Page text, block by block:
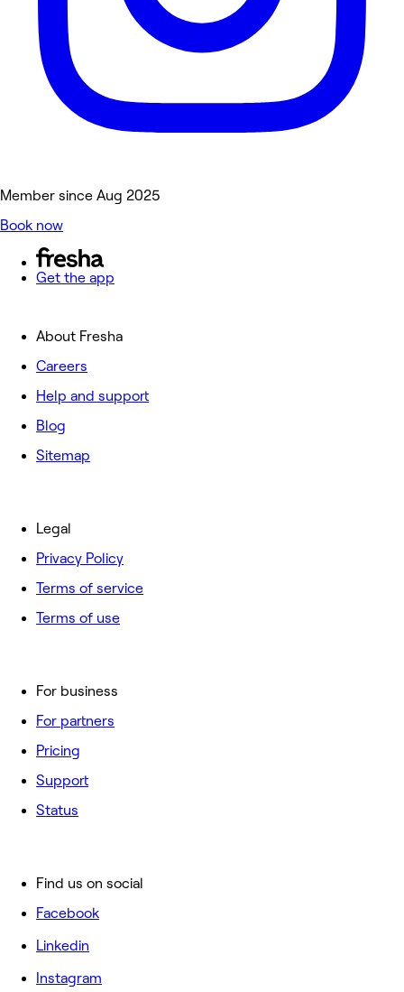
Member since Aug 2025
Book now
Get the app
About Fresha
Careers
Help and support
Blog
Sitemap
For business
For partners
Pricing
Support
Status
Legal
Privacy Policy
Terms of service
Terms of use
Find us on social
Facebook
Linkedin
Instagram